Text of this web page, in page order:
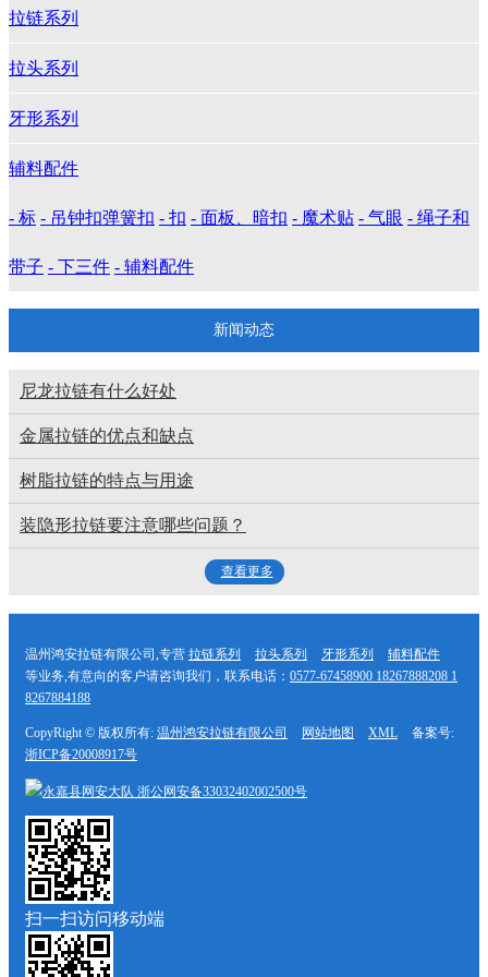
拉链系列
拉头系列
牙形系列
辅料配件
- 标 - 吊钟扣弹簧扣 - 扣 - 面板、暗扣 - 魔术贴 - 气眼 - 绳子和
带子 - 下三件 - 辅料配件
新闻动态
尼龙拉链有什么好处
金属拉链的优点和缺点
树脂拉链的特点与用途
装隐形拉链要注意哪些问题？
查看更多
温州鸿安拉链有限公司,专营 拉链系列 拉头系列 牙形系列
辅料配件
等业务,有意向的客户请咨询我们，联系电话： 0577-67458900 18267888208 1
8267884188
CopyRight © 版权所有: 温州鸿安拉链有限公司 网站地图 XML
备案号:
浙ICP备20008917号
永嘉县网安大队 浙公网安备33032402002500号
扫一扫访问移动端